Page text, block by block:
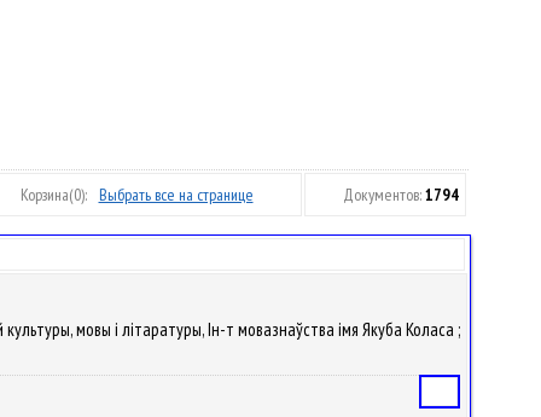
Корзина(0): Выбрать все на странице Документов:1794
мовы і літаратуры, Ін-т мовазнаўства імя Якуба Коласа ;